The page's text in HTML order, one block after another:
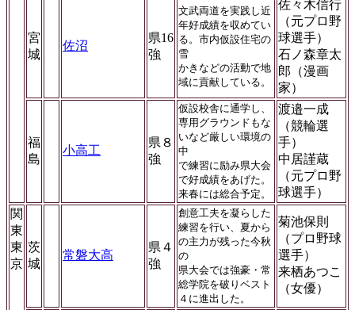
宮
城
佐沼
県16
強
文武両道を実践し近
年好成績を収めてい
る。市内仮設住宅の
雪
かきなどの活動で地
域に貢献している。
佐々木信行
（元プロ野
球選手）
石ノ森章太
郎（漫画
家）
福
島
小高工
県８
強
仮設校舎に通学し、
専用グラウンドもな
いなど厳しい環境の
中
で練習に励み県大会
で好成績をあげた。
来春には総合予定。
渡邉一成
（競輪選
手）
中居謹蔵
（元プロ野
球選手）
関
東
東
京
茨
城
常磐大高
県４
強
創意工夫を凝らした
練習を行い、夏から
の主力が残った今秋
の
県大会では強豪・常
総学院を破りベスト
４に進出した。
菊池保則
（プロ野球
選手）
来栖あつこ
（女優）